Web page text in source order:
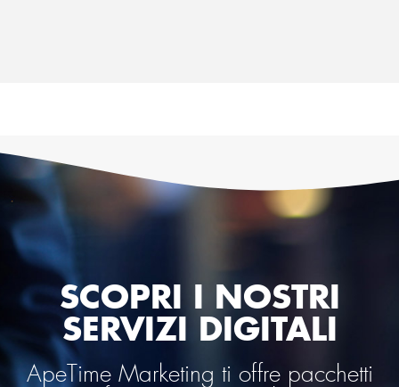
SCOPRI I NOSTRI
SERVIZI DIGITALI
ApeTime Marketing ti offre pacchetti